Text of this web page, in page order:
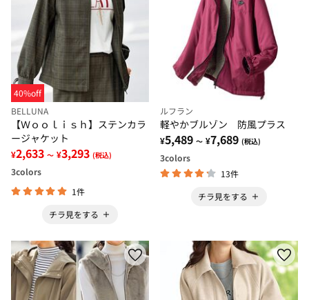
40%off
BELLUNA
【Ｗｏｏｌｉｓｈ】ステンカラ
ージャケット
¥2,633 ～ ¥3,293 (税込)
3colors
1件
チラ見をする
ルフラン
軽やかブルゾン 防風プラス
¥5,489 ～ ¥7,689 (税込)
3colors
13件
チラ見をする